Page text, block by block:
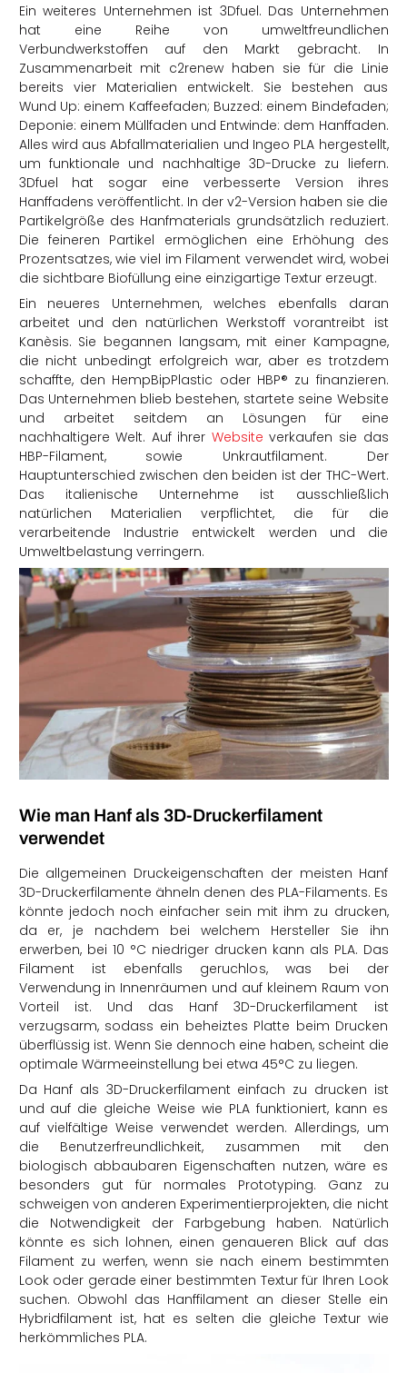
Ein weiteres Unternehmen ist 3Dfuel. Das Unternehmen
hat eine Reihe von umweltfreundlichen
Verbundwerkstoffen auf den Markt gebracht. In
Zusammenarbeit mit c2renew haben sie für die Linie
bereits vier Materialien entwickelt. Sie bestehen aus
Wund Up: einem Kaffeefaden; Buzzed: einem Bindefaden;
Deponie: einem Müllfaden und Entwinde: dem Hanffaden.
Alles wird aus Abfallmaterialien und Ingeo PLA hergestellt,
um funktionale und nachhaltige 3D-Drucke zu liefern.
3Dfuel hat sogar eine verbesserte Version ihres
Hanffadens veröffentlicht. In der v2-Version haben sie die
Partikelgröße des Hanfmaterials grundsätzlich reduziert.
Die feineren Partikel ermöglichen eine Erhöhung des
Prozentsatzes, wie viel im Filament verwendet wird, wobei
die sichtbare Biofüllung eine einzigartige Textur erzeugt.
Ein neueres Unternehmen, welches ebenfalls daran
arbeitet und den natürlichen Werkstoff vorantreibt ist
Kanèsis. Sie begannen langsam, mit einer Kampagne,
die nicht unbedingt erfolgreich war, aber es trotzdem
schaffte, den HempBipPlastic oder HBP® zu finanzieren.
Das Unternehmen blieb bestehen, startete seine Website
und arbeitet seitdem an Lösungen für eine
nachhaltigere Welt. Auf ihrer Website verkaufen sie das
HBP-Filament, sowie Unkrautfilament. Der
Hauptunterschied zwischen den beiden ist der THC-Wert.
Das italienische Unternehme ist ausschließlich
natürlichen Materialien verpflichtet, die für die
verarbeitende Industrie entwickelt werden und die
Umweltbelastung verringern.
Wie man Hanf als 3D-Druckerfilament
verwendet
Die allgemeinen Druckeigenschaften der meisten Hanf
3D-Druckerfilamente ähneln denen des PLA-Filaments. Es
könnte jedoch noch einfacher sein mit ihm zu drucken,
da er, je nachdem bei welchem Hersteller Sie ihn
erwerben, bei 10 °C niedriger drucken kann als PLA. Das
Filament ist ebenfalls geruchlos, was bei der
Verwendung in Innenräumen und auf kleinem Raum von
Vorteil ist. Und das Hanf 3D-Druckerfilament ist
verzugsarm, sodass ein beheiztes Platte beim Drucken
überflüssig ist. Wenn Sie dennoch eine haben, scheint die
optimale Wärmeeinstellung bei etwa 45°C zu liegen.
Da Hanf als 3D-Druckerfilament einfach zu drucken ist
und auf die gleiche Weise wie PLA funktioniert, kann es
auf vielfältige Weise verwendet werden. Allerdings, um
die Benutzerfreundlichkeit, zusammen mit den
biologisch abbaubaren Eigenschaften nutzen, wäre es
besonders gut für normales Prototyping. Ganz zu
schweigen von anderen Experimentierprojekten, die nicht
die Notwendigkeit der Farbgebung haben. Natürlich
könnte es sich lohnen, einen genaueren Blick auf das
Filament zu werfen, wenn sie nach einem bestimmten
Look oder gerade einer bestimmten Textur für Ihren Look
suchen. Obwohl das Hanffilament an dieser Stelle ein
Hybridfilament ist, hat es selten die gleiche Textur wie
herkömmliches PLA.